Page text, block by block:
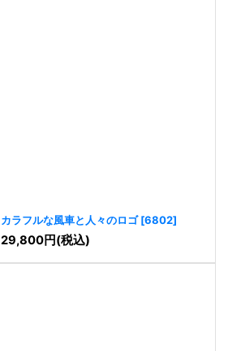
カラフルな風車と人々のロゴ [6802]
29,800円(税込)